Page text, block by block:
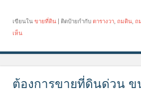
เขียนใน ขายที่ดิน | ติดป้ายกำกับ ตารางวา ถมดิน ถ
เห็น
ต้องการขายที่ดินด่วน ข